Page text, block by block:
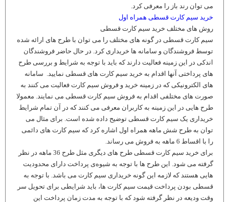
می توان رند باز را معرفی کرد.
خرید سیم کارت قسطی همراه اول
روش های مختلف خرید سیم کارت قسطی
سیم کارت قسطی در گونه های مختلف را می توان با طرح های ارائه شده
توسط فروشندگان و سامانه ها خریداری کرد. در حال حاضر فروشندگان
اندکی در این زمینه فعالیت دارند که باید با توجه به شرایط و بررسی طرح
های پرداختی آنها اقدام به خرید سیم کارت های قسطی نمایید. سامانه
های الکترونیکی که در زمینه خرید و فروش سیم کارت فعالیت می کنند به
صورت های مختلفی اقدام به فروش سیم کارت قسطی می نمایند. معمولا
طرح هایی در این زمینه به کاربران معرفی می کنند که در آن تمام شرایط
خریداری یک سیم کارت قسطی توضیح داده شده است. برای مثال می
توان به طرح شش ماهه همراه اول اشاره کرد که سیم کارت های دائمی
را با اقساط 6 ماهه به فروش می رساند.
برای خرید سیم کارت قسطی طرح های دیگری مثل طرح 36 ماهه در نظر
گرفته می شود. این طرح ها با توجه به شیوه‌ی پرداخت دارای محدودیت
هایی هستند که لازمه این گونه خریداری سیم کارت می باشد. با توجه به
قسطی بودن پرداخت قیمت سیم کارت ها، باید شرایطی برای تحویل سر
وقت ودیعه در نظر گرفته شود که با توجه به مدت زمان پرداخت این